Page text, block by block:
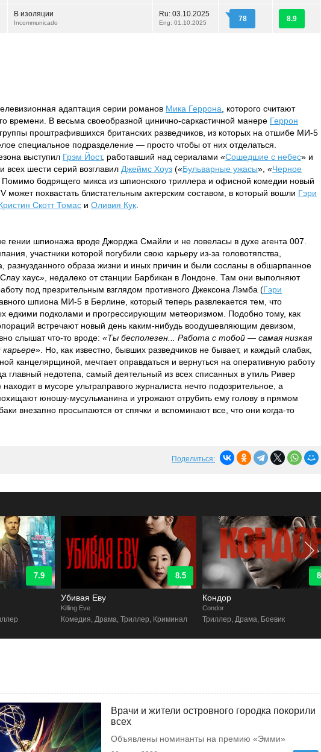
В изоляции
Incommunicado
Ru: 03.10.2025
Eng: 01.10.2025 78 8.9
адаптация серии романов Мика Геррона , которого считают
времени. В весьма своеобразной цинично-саркастичной манере Геррон
проштрафившихся британских разведчиков, из которых на отшибе МИ-5
специальное подразделение — просто чтобы от них отделаться.
выступил Грэм Йост, работавший над сериалами «Сошедшие с небес» и
всех шести серий возглавил Джеймс Хоуз («Бульварные ужасы», «Черное
Помимо бодрящего микса из шпионского триллера и офисной комедии новый
может похвастать блистательным актерским составом, в который вошли Гэри
Скотт Томас и Оливия Кук
гении шпионажа вроде Джорджа Смайли и не ловеласы в духе агента 007.
участники которой погубили свою карьеру из-за головотяпства,
разнузданного образа жизни и иных причин и были сосланы в обшарпанное
хаус», недалеко от станции Барбикан в Лондоне. Там они выполняют
под презрительным взглядом противного Джексона Лэмба (Гэри
шпиона МИ-5 в Берлине, который теперь развлекается тем, что
едкими подколами и прогрессирующим метеоризмом. Подобно тому, как
встречают новый день каким-нибудь воодушевляющим девизом,
слышат что-то вроде: «Ты бесполезен... Работа с тобой — самая низкая
. Но, как известно, бывших разведчиков не бывает, и каждый слабак,
канцелярщиной, мечтает оправдаться и вернуться на оперативную работу
главный недотепа, самый деятельный из всех списанных в утиль Ривер
находит в мусоре ультраправого журналиста нечто подозрительное, а
юношу-мусульманина и угрожают отрубить ему голову в прямом
внезапно просыпаются от спячки и вспоминают все, что они когда-то
Поделиться:
7.9 8.5
Убивая Еву
Killing Eve
Комедия, Драма, Триллер, Криминал
Кондор
Condor
Триллер, Драма, Боевик
Врачи и жители островного городка покорили
всех
Объявлены номинанты на премию «Эмми»